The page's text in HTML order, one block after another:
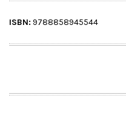
ISBN: 9788858945544